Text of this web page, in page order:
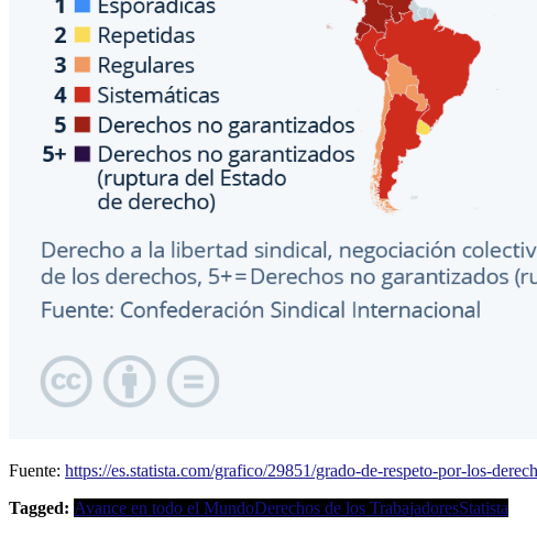
Fuente: https://es.statista.com/grafico/29851/grado-de-respeto-por-los-
Tagged: Avance en todo el MundoDerechos de los TrabajadoresStatista